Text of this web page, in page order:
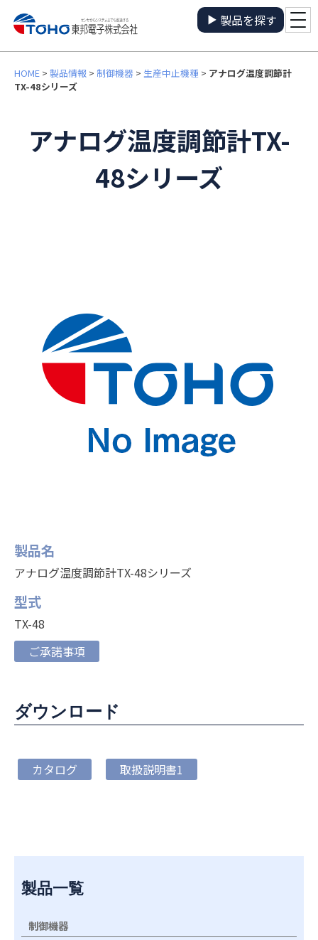
製品を探す
HOME > 製品情報 > 制御機器 > 生産中止機種 > アナログ温度調節計
TX-48シリーズ
アナログ温度調節計TX-
48シリーズ
製品名
アナログ温度調節計TX-48シリーズ
型式
TX-48
ご承諾事項
ダウンロード
カタログ 取扱説明書1
製品一覧
制御機器